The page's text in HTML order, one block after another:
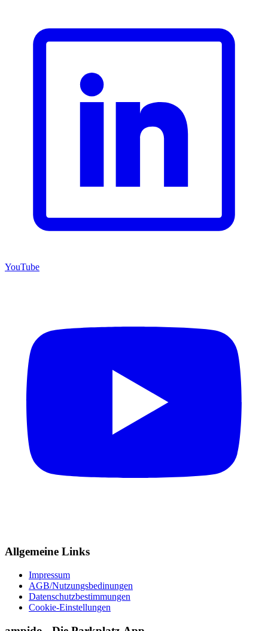
YouTube
Allgemeine Links
Impressum
AGB/Nutzungsbedinungen
Datenschutzbestimmungen
Cookie-Einstellungen